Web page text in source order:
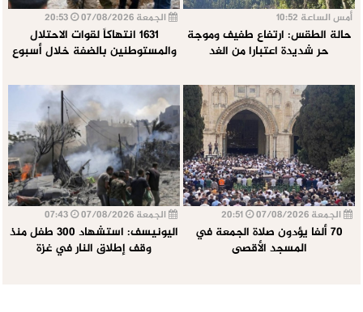
أمس الساعة 10:52
حالة الطقس: ارتفاع طفيف وموجة
حر شديدة اعتبارا من الغد
الجمعة 07/08/2026
1631 انتهاكاً لقوات الاحتلال
والمستوطنين بالضفة خلال أسبوع
الجمعة 07/08/2026
70 ألفا يؤدون صلاة الجمعة في
المسجد الأقصى
الجمعة 07/08/2026
اليونيسف: استشهاد 300 طفل منذ
وقف إطلاق النار في غزة